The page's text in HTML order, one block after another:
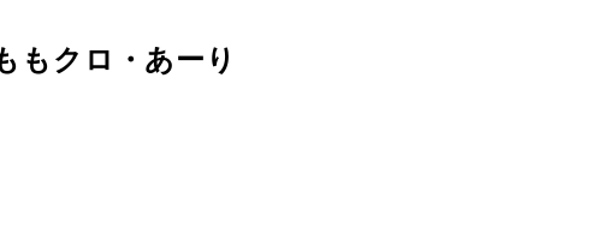
クロ・あーり